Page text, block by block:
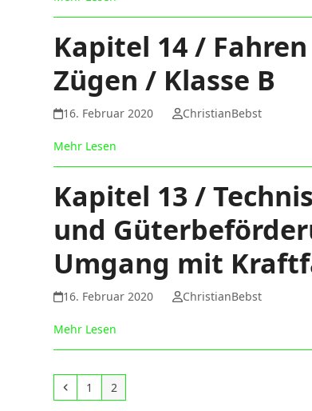
Kapitel 14 /
Zügen / Klasse B
16. Februar 2020 ChristianBebst
Mehr Lesen
Kapitel 13 /
und
Umgang mit
16. Februar 2020 ChristianBebst
Mehr Lesen
Vorheriger
Seite
1 Seite
2